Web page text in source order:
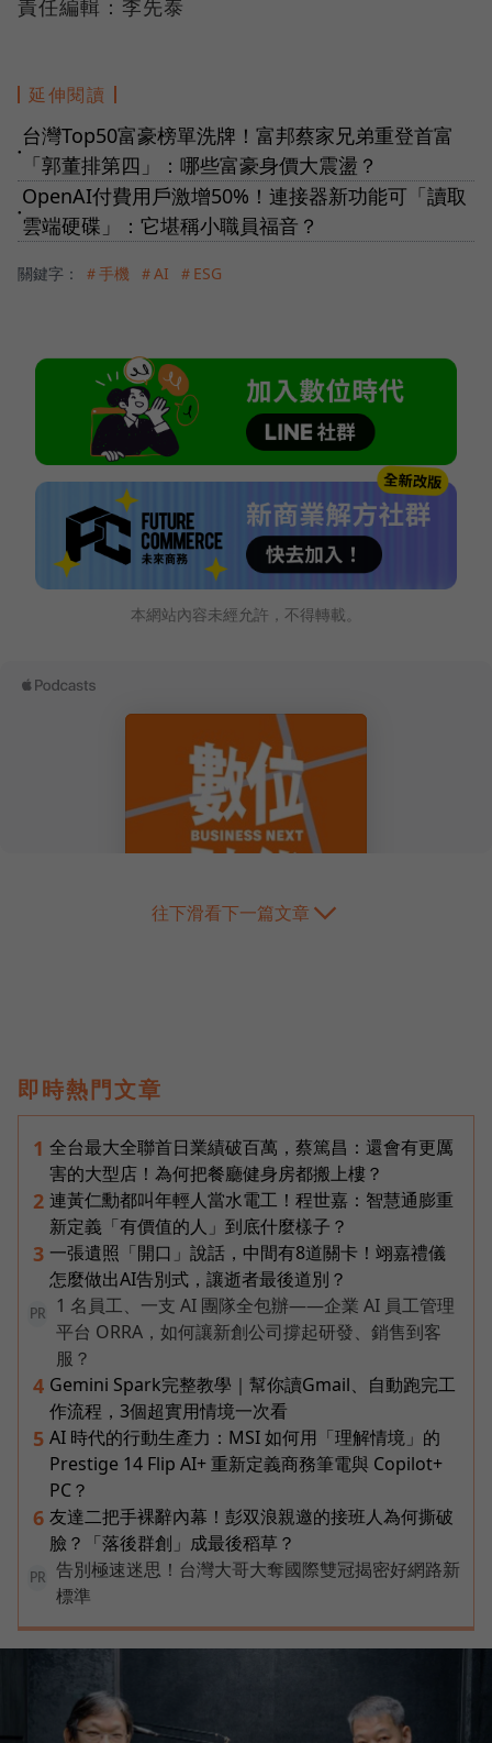
責任編輯：李先泰
延伸閱讀
●
台灣Top50富豪榜單洗牌！富邦蔡家兄弟重登首富
「郭董排第四」：哪些富豪身價大震盪？
●
OpenAI付費用戶激增50%！連接器新功能可「讀取
雲端硬碟」：它堪稱小職員福音？
關鍵字： ＃手機 ＃AI ＃ESG
本網站內容未經允許，不得轉載。
往下滑看下一篇文章
即時熱門文章
1 全台最大全聯首日業績破百萬，蔡篤昌：還會有更厲
害的大型店！為何把餐廳健身房都搬上樓？
2 連黃仁勳都叫年輕人當水電工！程世嘉：智慧通膨重
新定義「有價值的人」到底什麼樣子？
3 一張遺照「開口」說話，中間有8道關卡！翊嘉禮儀
怎麼做出AI告別式，讓逝者最後道別？
PR
1 名員工、一支 AI 團隊全包辦——企業 AI 員工管理
平台 ORRA，如何讓新創公司撐起研發、銷售到客
服？
4 Gemini Spark完整教學｜幫你讀Gmail、自動跑完工
作流程，3個超實用情境一次看
5 AI 時代的行動生產力：MSI 如何用「理解情境」的
Prestige 14 Flip AI+ 重新定義商務筆電與 Copilot+
PC？
6 友達二把手裸辭內幕！彭双浪親邀的接班人為何撕破
臉？「落後群創」成最後稻草？
PR
告別極速迷思！台灣大哥大奪國際雙冠揭密好網路新
標準